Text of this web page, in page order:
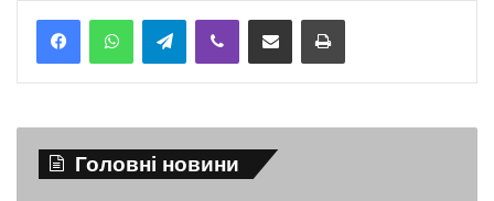
TelegramViber Надіслати електронною поштоюНадрукувати
Головні новини